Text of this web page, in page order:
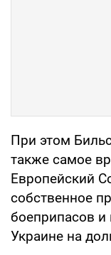
При этом
также самое
Европейский
собственное
боеприпасов
Украине на